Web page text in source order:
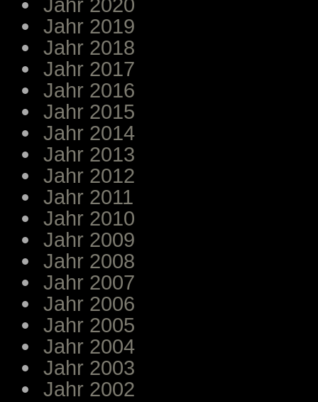
Jahr 2020
Jahr 2019
Jahr 2018
Jahr 2017
Jahr 2016
Jahr 2015
Jahr 2014
Jahr 2013
Jahr 2012
Jahr 2011
Jahr 2010
Jahr 2009
Jahr 2008
Jahr 2007
Jahr 2006
Jahr 2005
Jahr 2004
Jahr 2003
Jahr 2002